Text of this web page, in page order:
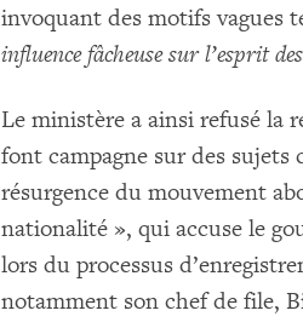
invoquant des motifs vagues
influence fâcheuse sur l’esprit
Le ministère a ainsi refusé la
font campagne sur des
résurgence du mouvement
nationalité », qui accuse le
lors du processus
notamment son chef de file,